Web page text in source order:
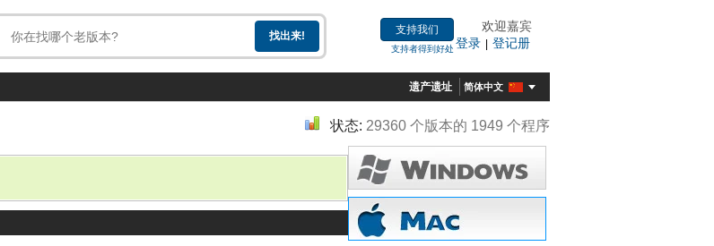
支持我们
支持者得到好处
欢迎嘉宾
登录 | 登记册
遗产遗址 简体中文
状态: 29360 个版本的 1949 个程序